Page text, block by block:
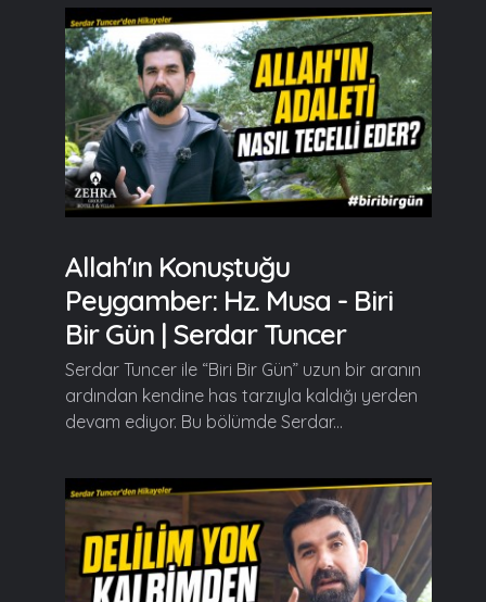
Allah'ın Konuştuğu
Peygamber: Hz. Musa - Biri
Bir Gün | Serdar Tuncer
Serdar Tuncer ile “Biri Bir Gün” uzun bir aranın
ardından kendine has tarzıyla kaldığı yerden
devam ediyor. Bu bölümde Serdar...